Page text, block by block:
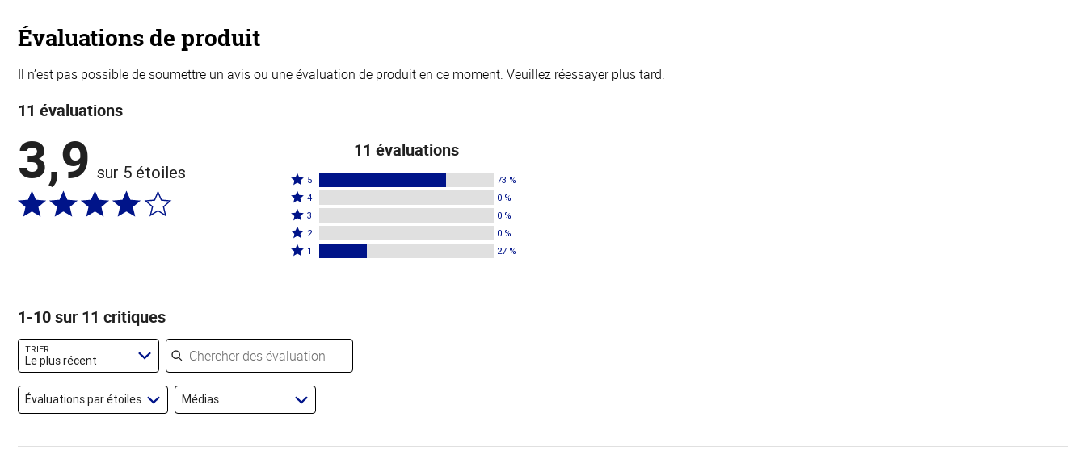
stars
Évaluations de produit
Il n’est pas possible de soumettre un avis ou une évaluation de produit en ce moment. Veuillez réessayer plus tard.
11 évaluations
3,9 sur 5 étoiles
11 évaluations
Coté
5
étoiles
par
73 %
5 73 %
Coté
4
étoiles
par
4 0 %
Coté
3
étoiles
3 0 %
Coté
2
évaluateurs
2 0 %
Coté1 27 %
1-10 sur 11 critiques
TRIER
Le plus récent
Chercher des évaluations
Évaluations par étoiles Médias